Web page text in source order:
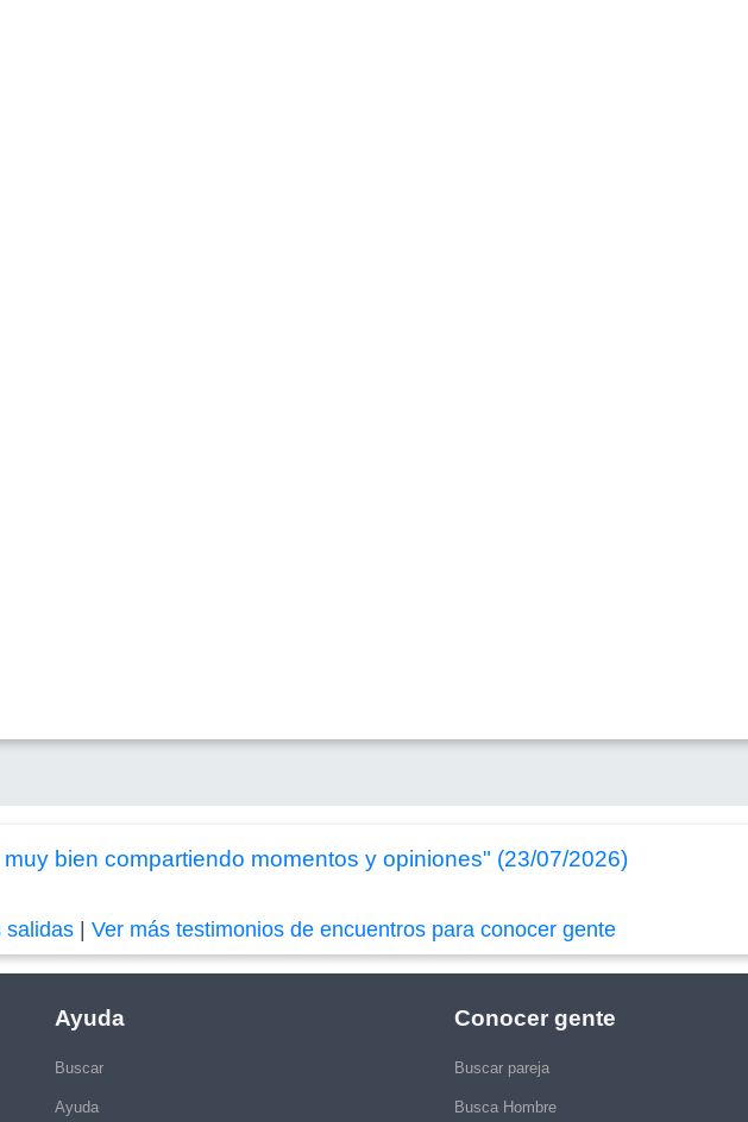
bien compartiendo momentos y opiniones" (23/07/2026)
salidas |Ver más testimonios de encuentros para conocer gente
Ayuda
Buscar
Ayuda
Conocer gente
Buscar pareja
Busca Hombre